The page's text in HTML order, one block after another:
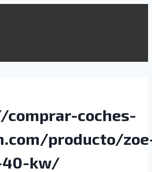
coches-
producto/
kw/